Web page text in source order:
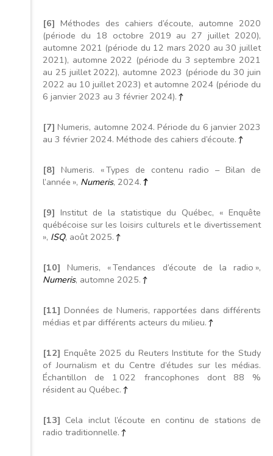
[6] Méthodes des cahiers d’écoute, automne 2020
(période du 18 octobre 2019 au 27 juillet 2020),
automne 2021 (période du 12 mars 2020 au 30 juillet
2021), automne 2022 (période du 3 septembre 2021
au 25 juillet 2022), automne 2023 (période du 30 juin
2022 au 10 juillet 2023) et automne 2024 (période du
6 janvier 2023 au 3 février 2024). ↑
[7] Numeris, automne 2024. Période du 6 janvier 2023
au 3 février 2024. Méthode des cahiers d’écoute. ↑
[8] Numeris. « Types de contenu radio – Bilan de
l’année », Numeris, 2024. ↑
[9] Institut de la statistique du Québec, « Enquête
québécoise sur les loisirs culturels et le divertissement
», ISQ, août 2025. ↑
[10] Numeris, « Tendances d’écoute de la radio »,
Numeris, automne 2025. ↑
[11] Données de Numeris, rapportées dans différents
médias et par différents acteurs du milieu. ↑
[12] Enquête 2025 du Reuters Institute for the Study
of Journalism et du Centre d’études sur les médias.
Échantillon de 1 022 francophones dont 88 %
résident au Québec. ↑
[13] Cela inclut l’écoute en continu de stations de
radio traditionnelle. ↑